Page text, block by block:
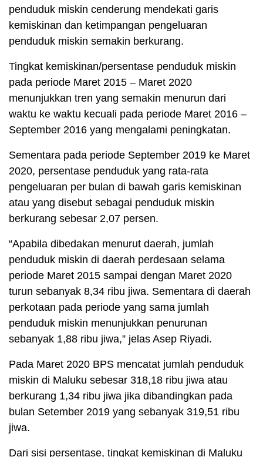
penduduk miskin cenderung mendekati garis
kemiskinan dan ketimpangan pengeluaran
penduduk miskin semakin berkurang.
Tingkat kemiskinan/persentase penduduk miskin
pada periode Maret 2015 – Maret 2020
menunjukkan tren yang semakin menurun dari
waktu ke waktu kecuali pada periode Maret 2016 –
September 2016 yang mengalami peningkatan.
Sementara pada periode September 2019 ke Maret
2020, persentase penduduk yang rata-rata
pengeluaran per bulan di bawah garis kemiskinan
atau yang disebut sebagai penduduk miskin
berkurang sebesar 2,07 persen.
“Apabila dibedakan menurut daerah, jumlah
penduduk miskin di daerah perdesaan selama
periode Maret 2015 sampai dengan Maret 2020
turun sebanyak 8,34 ribu jiwa. Sementara di daerah
perkotaan pada periode yang sama jumlah
penduduk miskin menunjukkan penurunan
sebanyak 1,88 ribu jiwa,” jelas Asep Riyadi.
Pada Maret 2020 BPS mencatat jumlah penduduk
miskin di Maluku sebesar 318,18 ribu jiwa atau
berkurang 1,34 ribu jiwa jika dibandingkan pada
bulan Setember 2019 yang sebanyak 319,51 ribu
jiwa.
Dari sisi persentase, tingkat kemiskinan di Maluku